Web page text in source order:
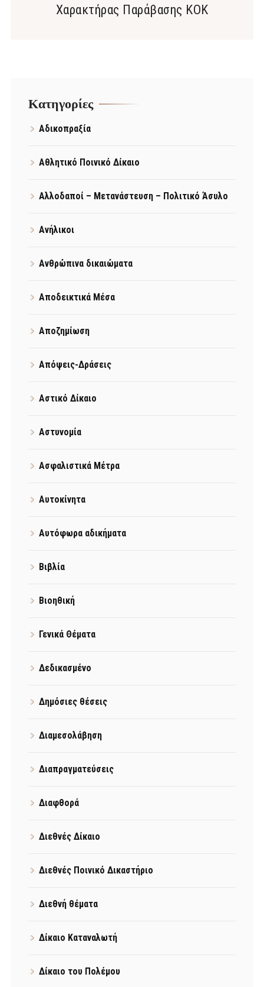
Χαρακτήρας Παράβασης ΚΟΚ
Kατηγορίες
Αδικοπραξία
Αθλητικό Ποινικό Δίκαιο
Αλλοδαποί – Μετανάστευση – Πολιτικό Άσυλο
Ανήλικοι
Ανθρώπινα δικαιώματα
Αποδεικτικά Μέσα
Αποζημίωση
Απόψεις-Δράσεις
Αστικό Δίκαιο
Αστυνομία
Ασφαλιστικά Μέτρα
Αυτοκίνητα
Αυτόφωρα αδικήματα
Βιβλία
Βιοηθική
Γενικά Θέματα
Δεδικασμένο
Δημόσιες θέσεις
Διαμεσολάβηση
Διαπραγματεύσεις
Διαφθορά
Διεθνές Δίκαιο
Διεθνές Ποινικό Δικαστήριο
Διεθνή θέματα
Δίκαιο Καταναλωτή
Δίκαιο του Πολέμου